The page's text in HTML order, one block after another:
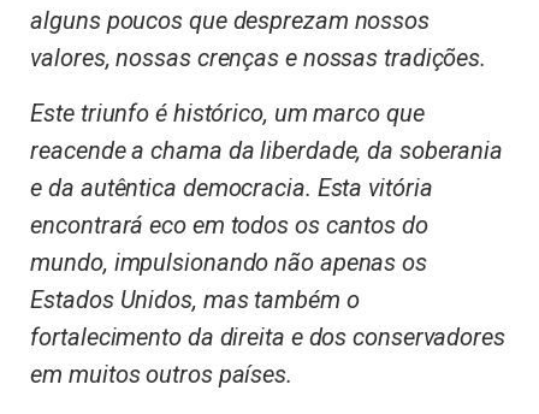
alguns poucos que desprezam nossos
valores, nossas crenças e nossas tradições.
Este triunfo é histórico, um marco que
reacende a chama da liberdade, da soberania
e da autêntica democracia. Esta vitória
encontrará eco em todos os cantos do
mundo, impulsionando não apenas os
Estados Unidos, mas também o
fortalecimento da direita e dos conservadores
em muitos outros países.